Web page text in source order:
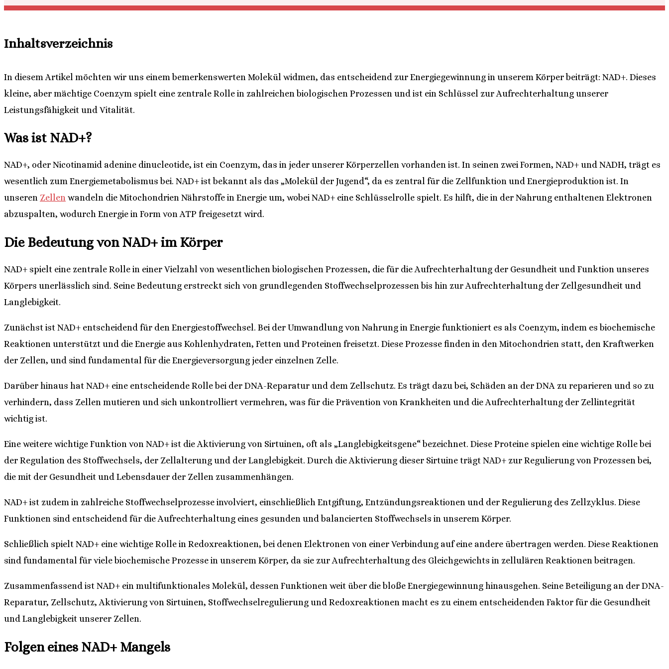
Inhaltsverzeichnis
In diesem Artikel möchten wir uns einem bemerkenswerten Molekül widmen, das entscheidend zur Energiegewinnung in unserem Körper beiträgt: NAD+. Dieses
kleine, aber mächtige Coenzym spielt eine zentrale Rolle in zahlreichen biologischen Prozessen und ist ein Schlüssel zur Aufrechterhaltung unserer
Leistungsfähigkeit und Vitalität.
Was ist NAD+?
NAD+, oder Nicotinamid adenine dinucleotide, ist ein Coenzym, das in jeder unserer Körperzellen vorhanden ist. In seinen zwei Formen, NAD+ und NADH, trägt es
wesentlich zum Energiemetabolismus bei. NAD+ ist bekannt als das „Molekül der Jugend“, da es zentral für die Zellfunktion und Energieproduktion ist. In
unseren Zellen wandeln die Mitochondrien Nährstoffe in Energie um, wobei NAD+ eine Schlüsselrolle spielt. Es hilft, die in der Nahrung enthaltenen Elektronen
abzuspalten, wodurch Energie in Form von ATP freigesetzt wird.
Die Bedeutung von NAD+ im Körper
NAD+ spielt eine zentrale Rolle in einer Vielzahl von wesentlichen biologischen Prozessen, die für die Aufrechterhaltung der Gesundheit und Funktion unseres
Körpers unerlässlich sind. Seine Bedeutung erstreckt sich von grundlegenden Stoffwechselprozessen bis hin zur Aufrechterhaltung der Zellgesundheit und
Langlebigkeit.
Zunächst ist NAD+ entscheidend für den Energiestoffwechsel. Bei der Umwandlung von Nahrung in Energie funktioniert es als Coenzym, indem es biochemische
Reaktionen unterstützt und die Energie aus Kohlenhydraten, Fetten und Proteinen freisetzt. Diese Prozesse finden in den Mitochondrien statt, den Kraftwerken
der Zellen, und sind fundamental für die Energieversorgung jeder einzelnen Zelle.
Darüber hinaus hat NAD+ eine entscheidende Rolle bei der DNA-Reparatur und dem Zellschutz. Es trägt dazu bei, Schäden an der DNA zu reparieren und so zu
verhindern, dass Zellen mutieren und sich unkontrolliert vermehren, was für die Prävention von Krankheiten und die Aufrechterhaltung der Zellintegrität
wichtig ist.
Eine weitere wichtige Funktion von NAD+ ist die Aktivierung von Sirtuinen, oft als „Langlebigkeitsgene“ bezeichnet. Diese Proteine spielen eine wichtige Rolle bei
der Regulation des Stoffwechsels, der Zellalterung und der Langlebigkeit. Durch die Aktivierung dieser Sirtuine trägt NAD+ zur Regulierung von Prozessen bei,
die mit der Gesundheit und Lebensdauer der Zellen zusammenhängen.
NAD+ ist zudem in zahlreiche Stoffwechselprozesse involviert, einschließlich Entgiftung, Entzündungsreaktionen und der Regulierung des Zellzyklus. Diese
Funktionen sind entscheidend für die Aufrechterhaltung eines gesunden und balancierten Stoffwechsels in unserem Körper.
Schließlich spielt NAD+ eine wichtige Rolle in Redoxreaktionen, bei denen Elektronen von einer Verbindung auf eine andere übertragen werden. Diese Reaktionen
sind fundamental für viele biochemische Prozesse in unserem Körper, da sie zur Aufrechterhaltung des Gleichgewichts in zellulären Reaktionen beitragen.
Zusammenfassend ist NAD+ ein multifunktionales Molekül, dessen Funktionen weit über die bloße Energiegewinnung hinausgehen. Seine Beteiligung an der DNA-
Reparatur, Zellschutz, Aktivierung von Sirtuinen, Stoffwechselregulierung und Redoxreaktionen macht es zu einem entscheidenden Faktor für die Gesundheit
und Langlebigkeit unserer Zellen.
Folgen eines NAD+ Mangels